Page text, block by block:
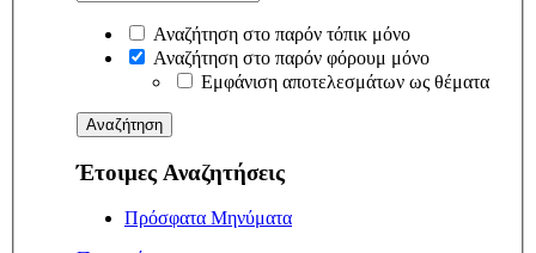
Αναζήτηση στο παρόν τόπικ μόνο
Αναζήτηση στο παρόν φόρουμ μόνο
Εμφάνιση αποτελεσμάτων ως θέματα
Έτοιμες Αναζητήσεις
Πρόσφατα Μηνύματα